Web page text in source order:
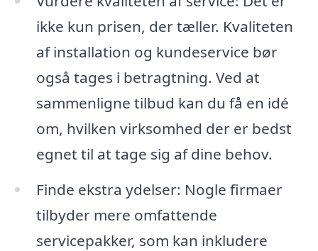
ikke kun prisen, der tæller. Kvaliteten
af installation og kundeservice bør
også tages i betragtning. Ved at
sammenligne tilbud kan du få en idé
om, hvilken virksomhed der er bedst
egnet til at tage sig af dine behov.
Finde ekstra ydelser: Nogle firmaer
tilbyder mere omfattende
servicepakker, som kan inkludere